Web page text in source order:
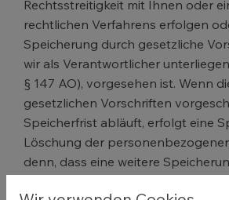
Rechtsstreitigkeit mit Ihnen oder
rechtlichen Verfahrens erfolgen
Speicherung durch gesetzliche
wir als Verantwortlicher unterliegen
§ 147 AO), vorgesehen ist. Wenn
gesetzlichen Vorschriften
Speicherfrist abläuft, erfolgt eine
Löschung der
denn, dass eine weitere